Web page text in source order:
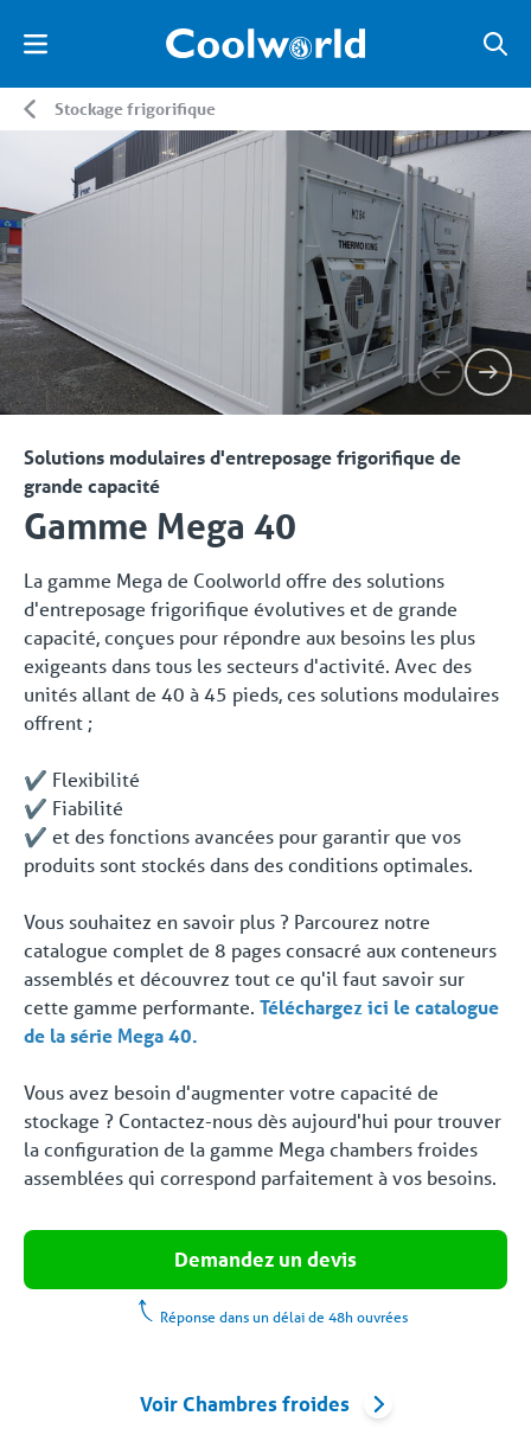
Stockage frigorifique
Solutions modulaires d'entreposage frigorifique de
grande capacité
Gamme Mega 40
La gamme Mega de Coolworld offre des solutions
d'entreposage frigorifique évolutives et de grande
capacité, conçues pour répondre aux besoins les plus
exigeants dans tous les secteurs d'activité. Avec des
unités allant de 40 à 45 pieds, ces solutions modulaires
offrent ;
✔️ Flexibilité
✔️ Fiabilité
✔️ et des fonctions avancées pour garantir que vos
produits sont stockés dans des conditions optimales.
Vous souhaitez en savoir plus ? Parcourez notre
catalogue complet de 8 pages consacré aux conteneurs
assemblés et découvrez tout ce qu'il faut savoir sur
cette gamme performante. Téléchargez ici le catalogue
de la série Mega 40.
Vous avez besoin d'augmenter votre capacité de
stockage ? Contactez-nous dès aujourd'hui pour trouver
la configuration de la gamme Mega chambers froides
assemblées qui correspond parfaitement à vos besoins.
Demandez un devis
Réponse dans un délai de 48h ouvrées
Voir Chambres froides